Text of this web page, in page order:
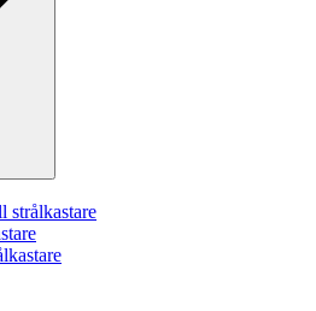
strålkastare